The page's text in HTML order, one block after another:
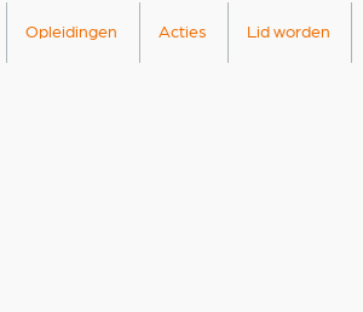
Opleidingen Acties Lid worden